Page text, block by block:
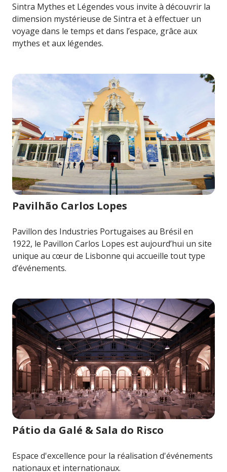
Sintra Mythes et Légendes vous invite à découvrir la
dimension mystérieuse de Sintra et à effectuer un
voyage dans le temps et dans l’espace, grâce aux
mythes et aux légendes.
Image pour Pavilhão Carlos Lopes
Pavilhão Carlos Lopes
Pavillon des Industries Portugaises au Brésil en
1922, le Pavillon Carlos Lopes est aujourd’hui un site
unique au cœur de Lisbonne qui accueille tout type
d’événements.
Image pour Pátio da Galé & Sala do Risco
Pátio da Galé & Sala do Risco
Espace d'excellence pour la réalisation d'événements
nationaux et internationaux.